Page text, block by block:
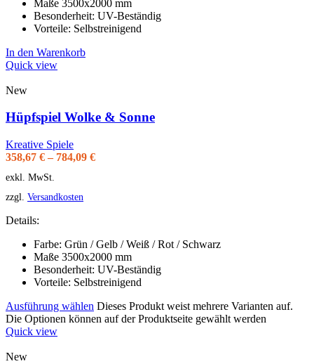
Maße 3500x2000 mm
Besonderheit: UV-Beständig
Vorteile: Selbstreinigend
In den Warenkorb
Quick view
New
Hüpfspiel Wolke & Sonne
Kreative Spiele
358,67 €– 784,09 €
exkl. MwSt.
zzgl. Versandkosten
Details:
Farbe: Grün / Gelb / Weiß / Rot / Schwarz
Maße 3500x2000 mm
Besonderheit: UV-Beständig
Vorteile: Selbstreinigend
Ausführung wählen Dieses Produkt weist mehrere Varianten auf.
Die Optionen können auf der Produktseite gewählt werden
Quick view
New